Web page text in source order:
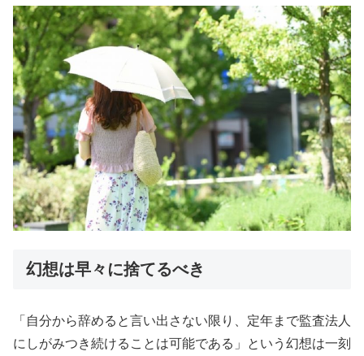
幻想は早々に捨てるべき
「自分から辞めると言い出さない限り、定年まで監査法人
にしがみつき続けることは可能である」という幻想は一刻